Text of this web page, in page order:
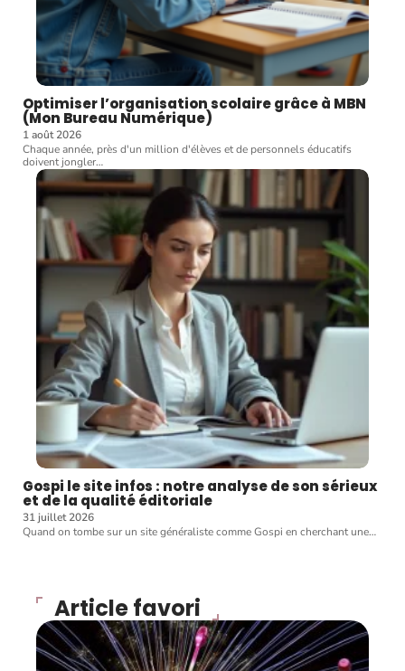
Optimiser l’organisation scolaire grâce à MBN
(Mon Bureau Numérique)
1 août 2026
Chaque année, près d'un million d'élèves et de personnels éducatifs
doivent jongler…
Gospi le site infos : notre analyse de son sérieux
et de la qualité éditoriale
31 juillet 2026
Quand on tombe sur un site généraliste comme Gospi en cherchant une…
Article favori